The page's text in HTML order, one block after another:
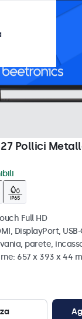
Pollici
Full HD
DisplayPort, USB-
parete,
657 x 393 x 44